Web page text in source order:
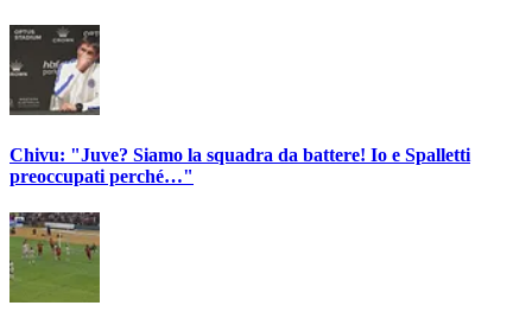
Chivu: "Juve? Siamo la squadra da battere! Io e Spalletti
preoccupati perché…"